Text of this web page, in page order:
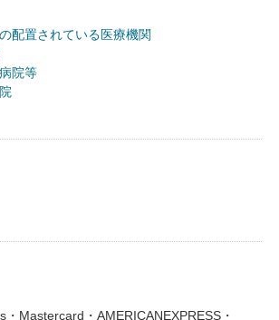
配置されている医療機関
院等
・Mastercard・AMERICANEXPRESS・